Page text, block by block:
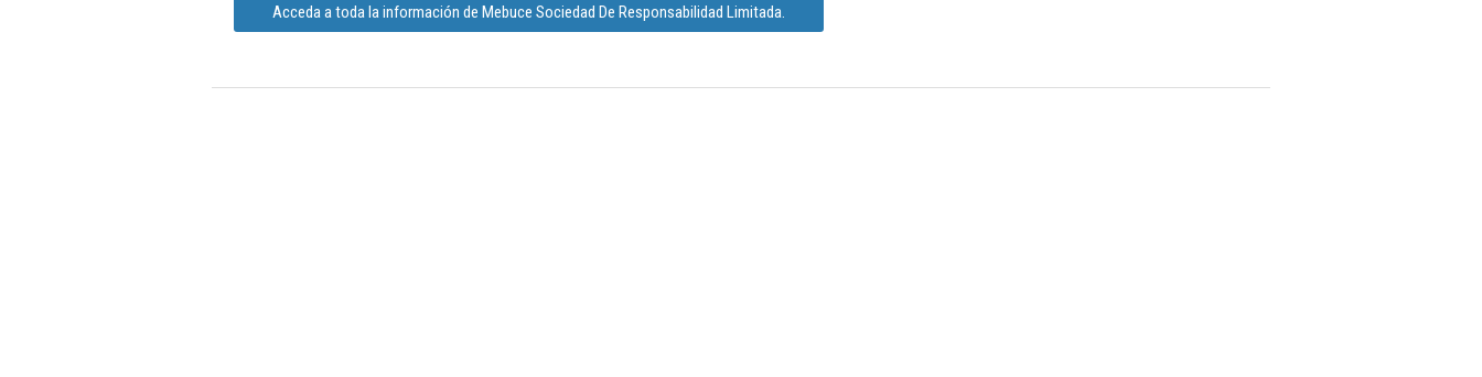
Acceda a toda la información de Mebuce Sociedad De Responsabilidad Limitada.